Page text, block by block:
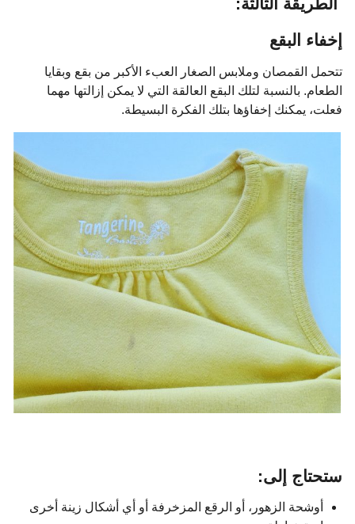
إخفاء البقع
تتحمل القمصان وملابس الصغار العبء الأكبر من بقع وبقايا
الطعام. بالنسبة لتلك البقع العالقة التي لا يمكن إزالتها مهما
فعلت، يمكنك إخفاؤها بتلك الفكرة البسيطة.
ستحتاج إلى:
أوشحة الزهور، أو الرقع المزخرفة أو أي أشكال زينة أخرى